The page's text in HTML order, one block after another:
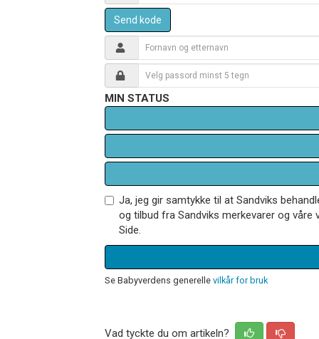
Send kode
MIN STATUS
Ja, jeg gir samtykke til at Sandviks
og tilbud fra Sandviks merkevarer og
Side.
Se Babyverdens generelle vilkår for bruk
Vad tyckte du om artikeln?